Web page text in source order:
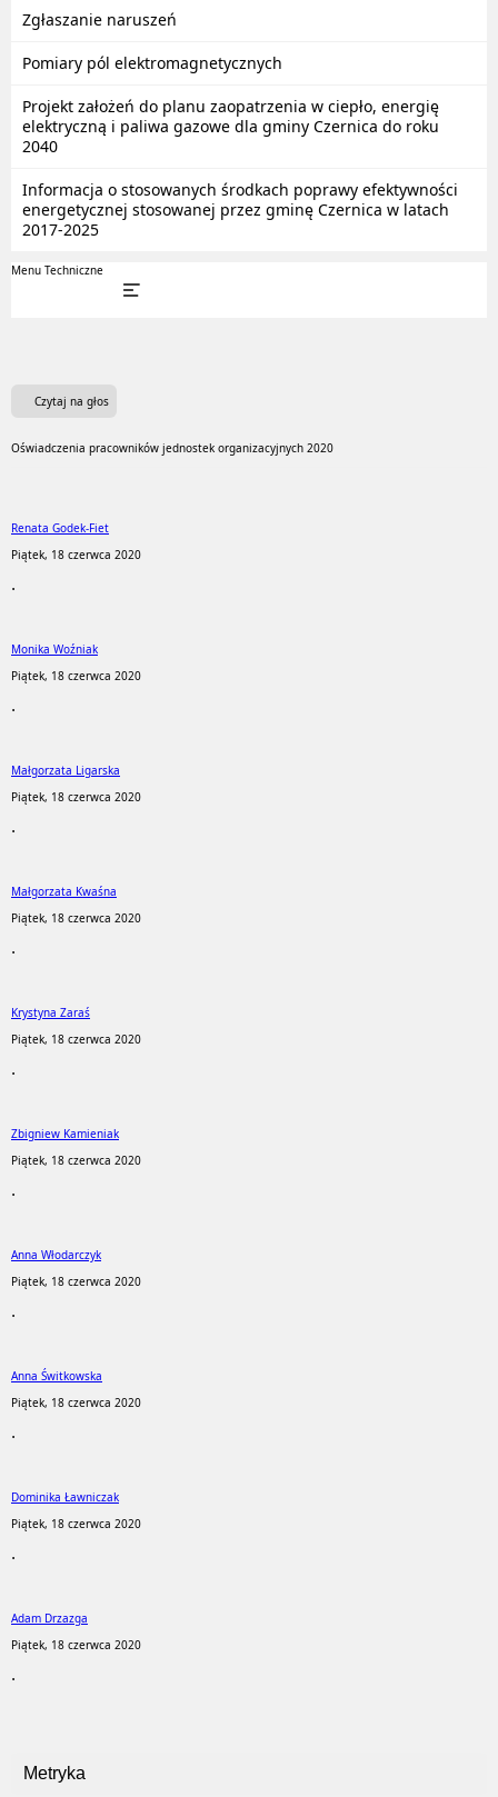
Zgłaszanie naruszeń
Pomiary pól elektromagnetycznych
Projekt założeń do planu zaopatrzenia w ciepło, energię
elektryczną i paliwa gazowe dla gminy Czernica do roku
2040
Informacja o stosowanych środkach poprawy efektywności
energetycznej stosowanej przez gminę Czernica w latach
2017-2025
Menu Techniczne
Czytaj na głos
Oświadczenia pracowników jednostek organizacyjnych 2020
Renata Godek-Fiet
Piątek, 18 czerwca 2020
.
Monika Woźniak
Piątek, 18 czerwca 2020
.
Małgorzata Ligarska
Piątek, 18 czerwca 2020
.
Małgorzata Kwaśna
Piątek, 18 czerwca 2020
.
Krystyna Zaraś
Piątek, 18 czerwca 2020
.
Zbigniew Kamieniak
Piątek, 18 czerwca 2020
.
Anna Włodarczyk
Piątek, 18 czerwca 2020
.
Anna Świtkowska
Piątek, 18 czerwca 2020
.
Dominika Ławniczak
Piątek, 18 czerwca 2020
.
Adam Drzazga
Piątek, 18 czerwca 2020
.
Metryka